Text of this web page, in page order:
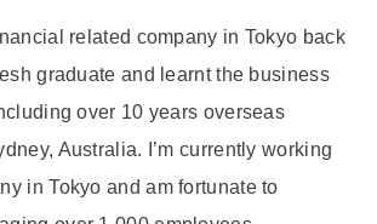
related company in Tokyo back
graduate and learnt the business
over 10 years overseas
Australia. I’m currently working
in Tokyo and am fortunate to